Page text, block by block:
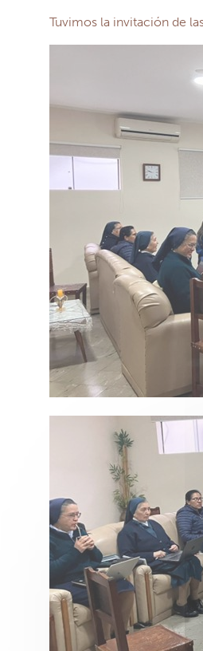
Tuvimos la invitación de